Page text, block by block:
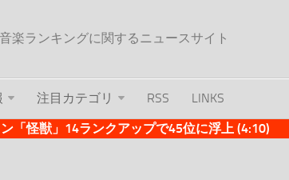
楽ランキングに関するニュースサイト
注目カテゴリ RSS
LINKS
「怪獣」14ランクアップで45位に浮上 (4:10)